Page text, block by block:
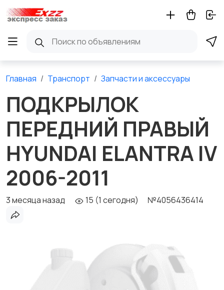
Главная Транспорт Запчасти и аксессуары
ПОДКРЫЛОК
ПЕРЕДНИЙ ПРАВЫЙ
HYUNDAI ELANTRA IV
2006-2011
3 месяца назад 15 (1 сегодня) №4056436414